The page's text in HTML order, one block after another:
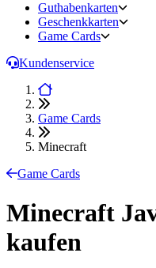
Guthabenkarten
Geschenkkarten
Game Cards
Kundenservice
Game Cards
Minecraft
Game Cards
Minecraft
kaufen